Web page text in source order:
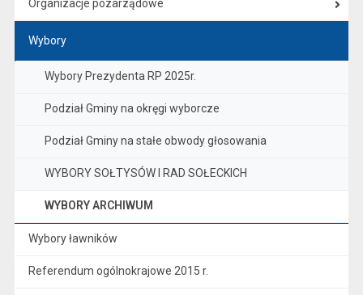
Organizacje pozarządowe
Wybory
Wybory Prezydenta RP 2025r.
Podział Gminy na okręgi wyborcze
Podział Gminy na stałe obwody głosowania
WYBORY SOŁTYSÓW I RAD SOŁECKICH
WYBORY ARCHIWUM
Wybory ławników
Referendum ogólnokrajowe 2015 r.